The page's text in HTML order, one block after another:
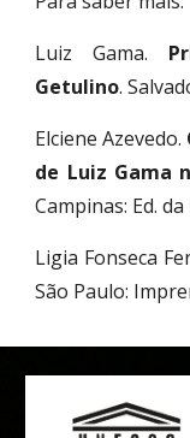
Luiz Gama.
Getulino.
Elciene Azevedo.
de Luiz Gama
Campinas: Ed.
Ligia Fonseca
São Paulo: